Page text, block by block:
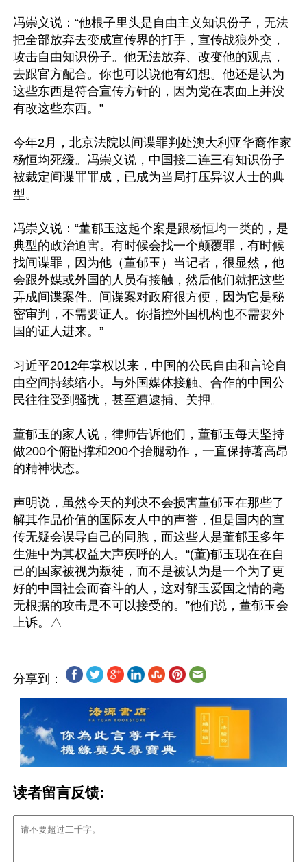
冯崇义说：“他根子里头是自由主义知识份子，无法
把全部放弃去变成宣传界的打手，宣传战狼外交，
攻击自由知识份子。他无法放弃、改变他的观点，
去跟官方配合。你也可以说他有幻想。他还是认为
这些东西是符合宣传方针的，因为党在表面上并没
有改这些东西。”
今年2月，北京法院以间谍罪判处澳大利亚华裔作家
杨恒均死缓。冯崇义说，中国接二连三有知识份子
被裁定间谍罪罪成，已成为当局打压异议人士的典
型。
冯崇义说：“董郁玉这起个案是跟杨恒均一类的，是
典型的政治迫害。有时候会找一个颠覆罪，有时候
找间谍罪，因为他（董郁玉）当记者，很显然，他
会跟外媒或外国的人员有接触，然后他们就把这些
弄成间谍案件。间谍案对政府很方便，因为它是秘
密审判，不需要证人。你指控外国机构也不需要外
国的证人进来。”
习近平2012年掌权以来，中国的公民自由和言论自
由空间持续缩小。与外国媒体接触、合作的中国公
民往往受到骚扰，甚至遭逮捕、关押。
董郁玉的家人说，律师告诉他们，董郁玉每天坚持
做200个俯卧撑和200个抬腿动作，一直保持著高昂
的精神状态。
声明说，虽然今天的判决不会损害董郁玉在那些了
解其作品价值的国际友人中的声誉，但是国内的宣
传无疑会误导自己的同胞，而这些人是董郁玉多年
生涯中为其权益大声疾呼的人。“(董)郁玉现在在自
己的国家被视为叛徒，而不是被认为是一个为了更
好的中国社会而奋斗的人，这对郁玉爱国之情的毫
无根据的攻击是不可以接受的。”他们说，董郁玉会
分享到：
读者留言反馈: